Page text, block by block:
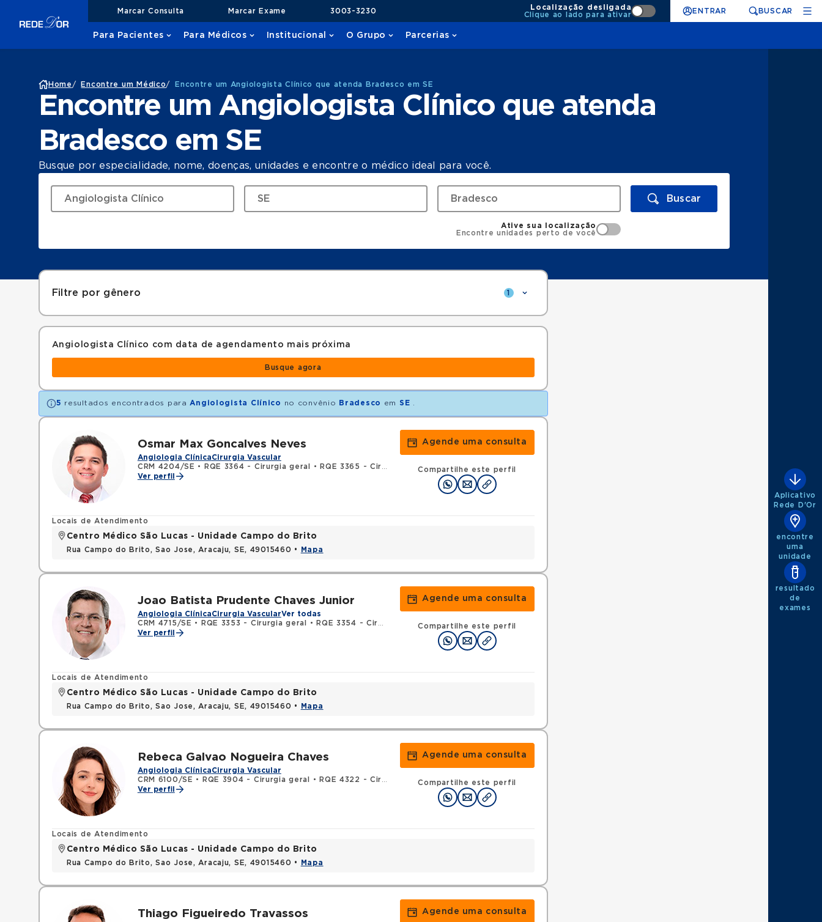
Marcar Consulta Marcar Exame 3003-3230
Localização desligada
Clique ao lado para ativar
ENTRAR BUSCAR
Para Pacientes Para Médicos Institucional O Grupo Parcerias
Home / Encontre um Médico/ Encontre um Angiologista Clínico que atenda Bradesco em SE
Encontre um Angiologista Clínico que atenda
Bradesco em SE
Busque por especialidade, nome, doenças, unidades e encontre o médico ideal para você.
Buscar
Ative sua localização
Encontre unidades perto de você
Filtre por gênero 1
Angiologista Clínico com data de agendamento mais próxima
Busque agora
5 resultados encontrados para Angiologista Clínico no convênio Bradesco em SE
Osmar Max Goncalves Neves
Angiologia ClínicaCirurgia Vascular
CRM 4204/SE • RQE 3364 - Cirurgia geral •
RQE 3365 - Cirurgia vascular
Ver perfil
Agende uma consulta
Compartilhe este perfil
Locais de Atendimento
Centro Médico São Lucas - Unidade Campo do Brito
Rua Campo do Brito, Sao Jose, Aracaju, SE, 49015460 • Mapa
Joao Batista Prudente Chaves Junior
Angiologia ClínicaCirurgia VascularVer todas
CRM 4715/SE • RQE 3353 - Cirurgia geral •
RQE 3354 - Cirurgia vascular
Ver perfil
Agende uma consulta
Compartilhe este perfil
Locais de Atendimento
Centro Médico São Lucas - Unidade Campo do Brito
Rua Campo do Brito, Sao Jose, Aracaju, SE, 49015460 • Mapa
Rebeca Galvao Nogueira Chaves
Angiologia ClínicaCirurgia Vascular
CRM 6100/SE • RQE 3904 - Cirurgia geral •
RQE 4322 - Cirurgia vascular
Ver perfil
Agende uma consulta
Compartilhe este perfil
Locais de Atendimento
Centro Médico São Lucas - Unidade Campo do Brito
Rua Campo do Brito, Sao Jose, Aracaju, SE, 49015460 • Mapa
Thiago Figueiredo Travassos Agende uma consulta
Aplicativo
Rede D'Or
encontre
uma
unidade
resultado
de
exames